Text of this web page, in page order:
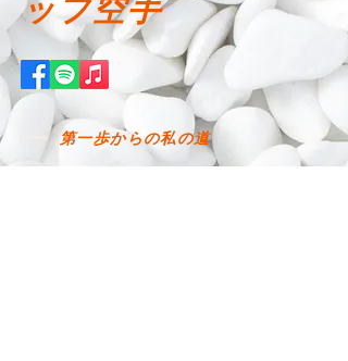
ップ空手
第一歩からの私の道